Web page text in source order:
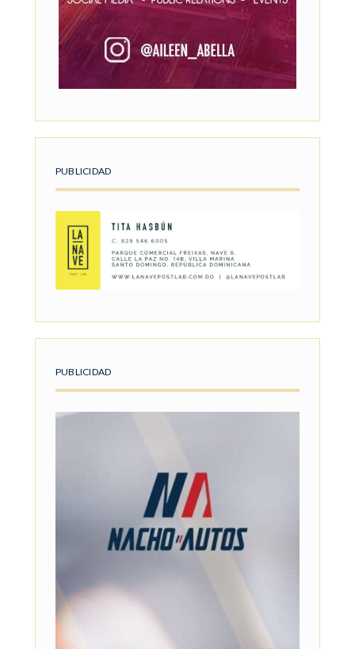
PUBLICIDAD
PUBLICIDAD